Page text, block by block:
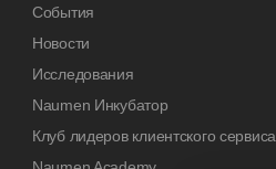
События
Новости
Исследования
Naumen Инкубатор
Клуб лидеров клиентского сервиса